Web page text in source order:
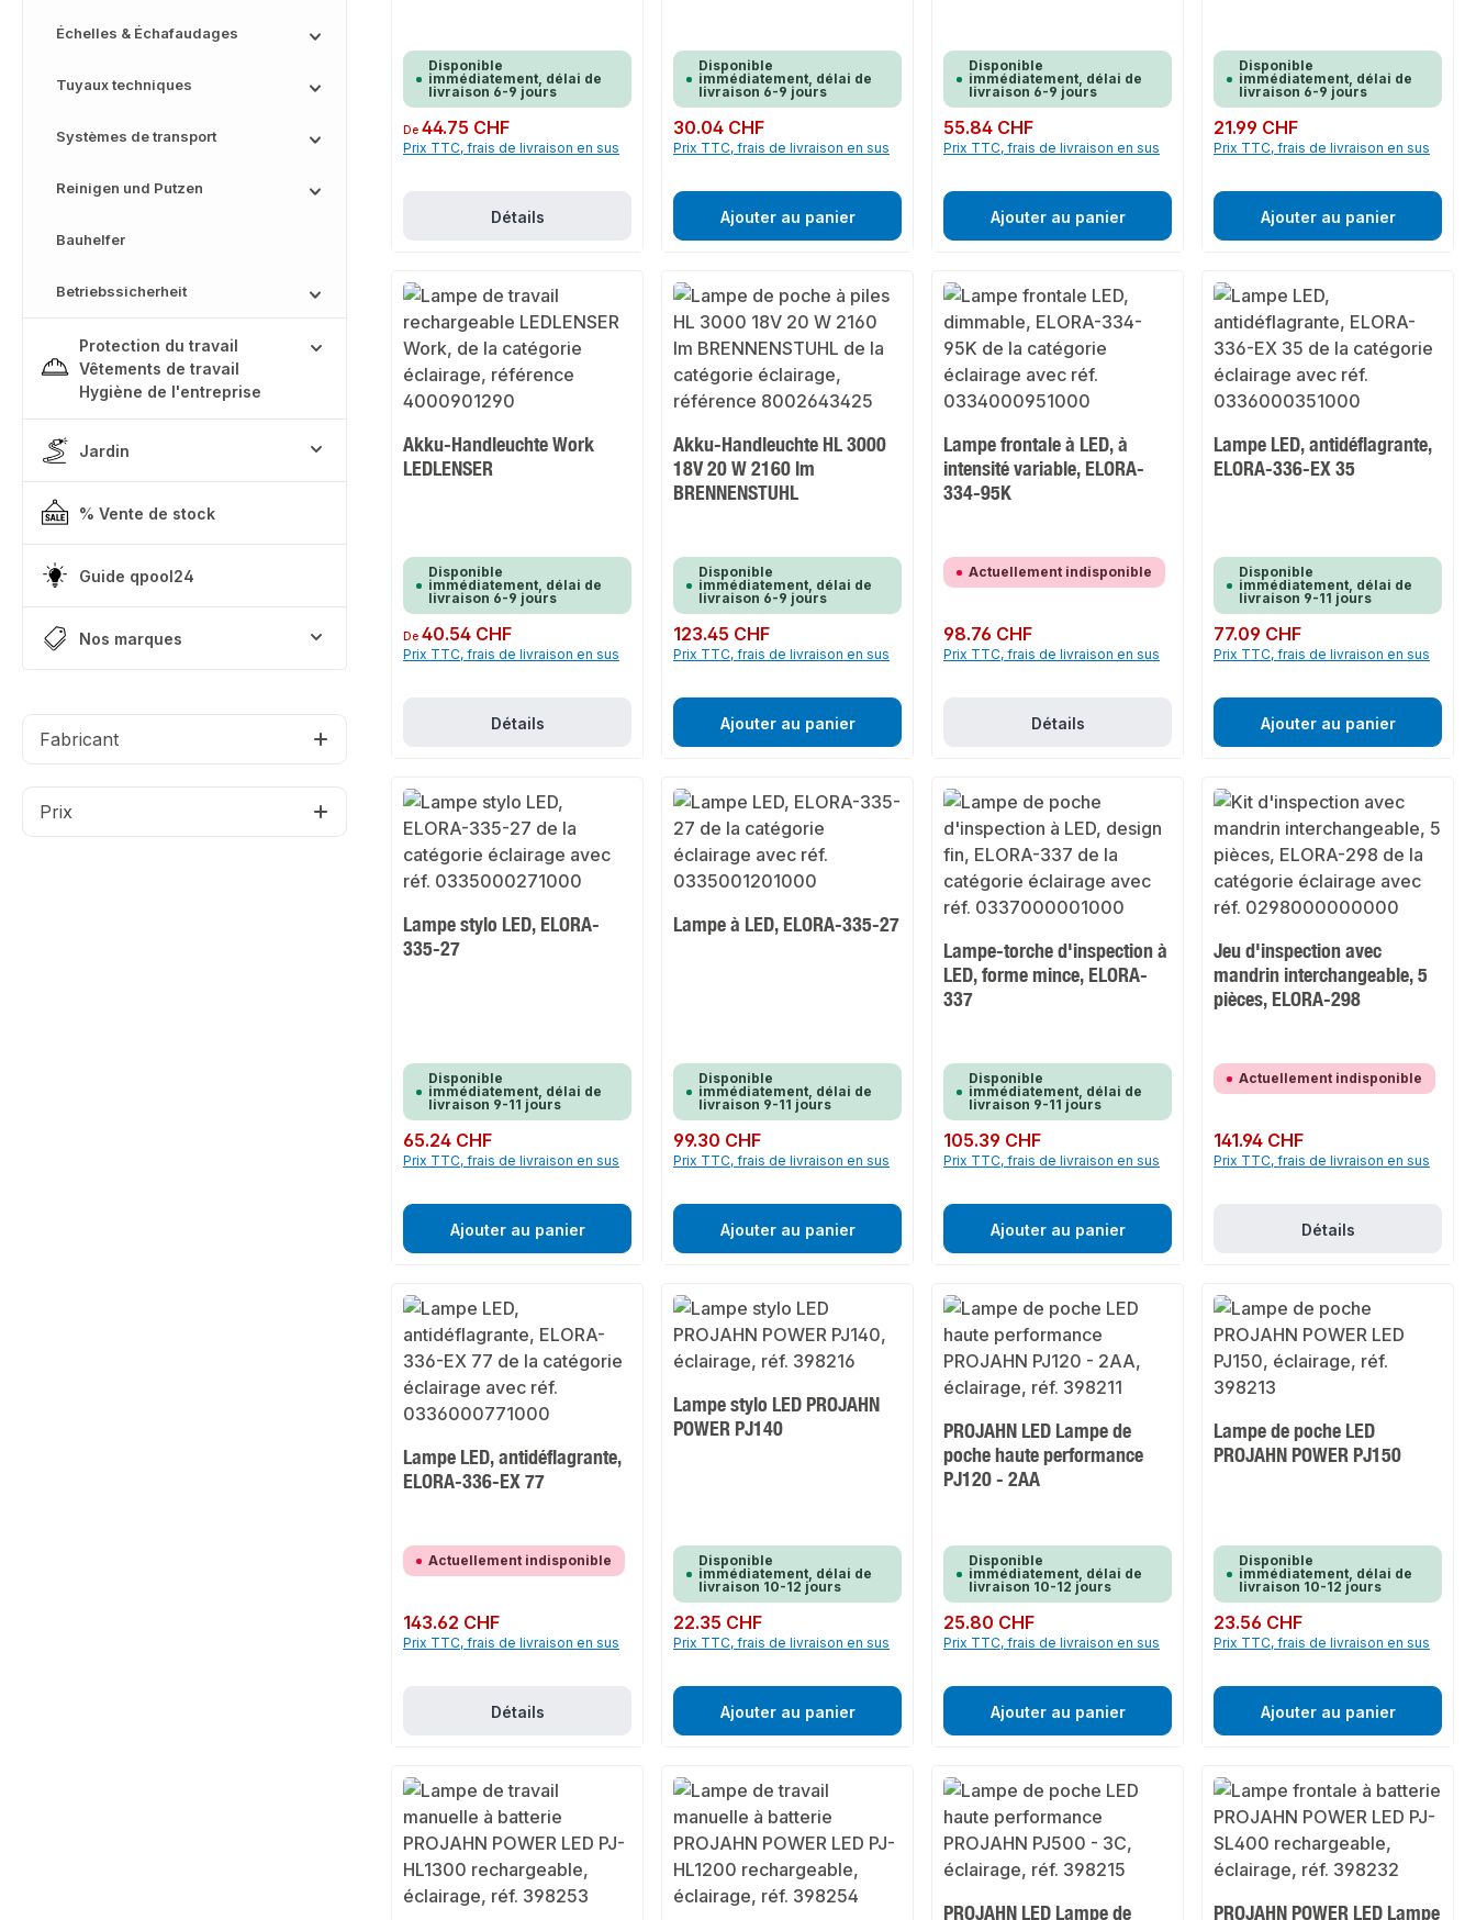
Échelles & Échafaudages
Tuyaux techniques
Systèmes de transport
Reinigen und Putzen
Bauhelfer
Betriebssicherheit
Protection du travail
Vêtements de travail
Hygiène de l'entreprise
Jardin
% Vente de stock
Guide qpool24
Nos marques
Fabricant
Prix
Disponible
immédiatement, délai de
livraison 6-9 jours
Prix régulier :
De44.75 CHF
Prix TTC, frais de livraison en sus
Détails
Disponible
immédiatement, délai de
livraison 6-9 jours
Prix régulier :
30.04 CHF
Prix TTC, frais de livraison en sus
Ajouter au panier
Disponible
immédiatement, délai de
livraison 6-9 jours
Prix régulier :
55.84 CHF
Prix TTC, frais de livraison en sus
Ajouter au panier
Disponible
immédiatement, délai de
livraison 6-9 jours
Prix régulier :
21.99 CHF
Prix TTC, frais de livraison en sus
Ajouter au panier
Akku-Handleuchte Work
LEDLENSER
Disponible
immédiatement, délai de
livraison 6-9 jours
Prix régulier :
De40.54 CHF
Prix TTC, frais de livraison en sus
Détails
Akku-Handleuchte HL 3000
18V 20 W 2160 lm
BRENNENSTUHL
Disponible
immédiatement, délai de
livraison 6-9 jours
Prix régulier :
123.45 CHF
Prix TTC, frais de livraison en sus
Ajouter au panier
Lampe frontale à LED, à
intensité variable, ELORA-
334-95K
Actuellement indisponible
Prix régulier :
98.76 CHF
Prix TTC, frais de livraison en sus
Détails
Lampe LED, antidéflagrante,
ELORA-336-EX 35
Disponible
immédiatement, délai de
livraison 9-11 jours
Prix régulier :
77.09 CHF
Prix TTC, frais de livraison en sus
Ajouter au panier
Lampe stylo LED, ELORA-
335-27
Disponible
immédiatement, délai de
livraison 9-11 jours
Prix régulier :
65.24 CHF
Prix TTC, frais de livraison en sus
Ajouter au panier
Lampe à LED, ELORA-335-27
Disponible
immédiatement, délai de
livraison 9-11 jours
Prix régulier :
99.30 CHF
Prix TTC, frais de livraison en sus
Ajouter au panier
Lampe-torche d'inspection à
LED, forme mince, ELORA-
337
Disponible
immédiatement, délai de
livraison 9-11 jours
Prix régulier :
105.39 CHF
Prix TTC, frais de livraison en sus
Ajouter au panier
Jeu d'inspection avec
mandrin interchangeable, 5
pièces, ELORA-298
Actuellement indisponible
Prix régulier :
141.94 CHF
Prix TTC, frais de livraison en sus
Détails
Lampe LED, antidéflagrante,
ELORA-336-EX 77
Actuellement indisponible
Prix régulier :
143.62 CHF
Prix TTC, frais de livraison en sus
Détails
Lampe stylo LED PROJAHN
POWER PJ140
Disponible
immédiatement, délai de
livraison 10-12 jours
Prix régulier :
22.35 CHF
Prix TTC, frais de livraison en sus
Ajouter au panier
PROJAHN LED Lampe de
poche haute performance
PJ120 - 2AA
Disponible
immédiatement, délai de
livraison 10-12 jours
Prix régulier :
25.80 CHF
Prix TTC, frais de livraison en sus
Ajouter au panier
Lampe de poche LED
PROJAHN POWER PJ150
Disponible
immédiatement, délai de
livraison 10-12 jours
Prix régulier :
23.56 CHF
Prix TTC, frais de livraison en sus
Ajouter au panier
PROJAHN LED Lampe de PROJAHN POWER LED Lampe